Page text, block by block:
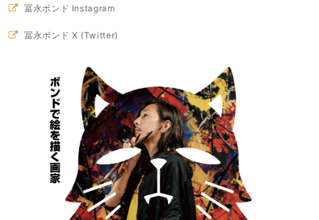
冨永ボンド Instagram
冨永ボンド X (Twitter)